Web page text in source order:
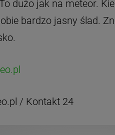
dużo jak na meteor.
bardzo jasny ślad.
/ Kontakt 24